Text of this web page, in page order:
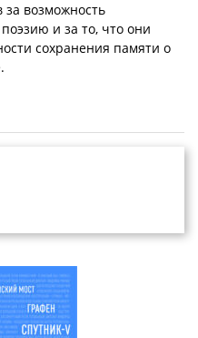
возможность
и за то, что они
сохранения памяти о